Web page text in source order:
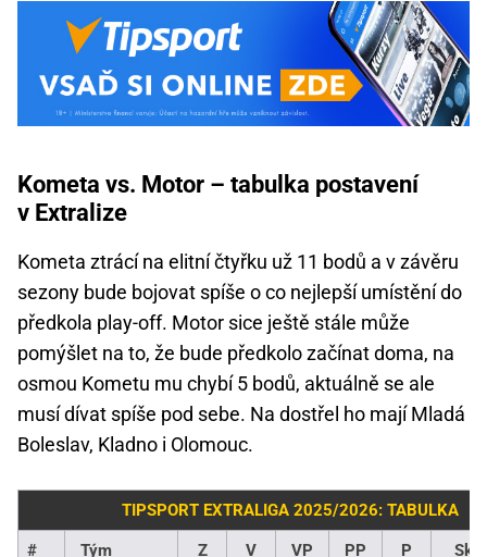
Kometa vs. Motor – tabulka postavení
v Extralize
Kometa ztrácí na elitní čtyřku už 11 bodů a v závěru
sezony bude bojovat spíše o co nejlepší umístění do
předkola play-off. Motor sice ještě stále může
pomýšlet na to, že bude předkolo začínat doma, na
osmou Kometu mu chybí 5 bodů, aktuálně se ale
musí dívat spíše pod sebe. Na dostřel ho mají Mladá
Boleslav, Kladno i Olomouc.
TIPSPORT EXTRALIGA 2025/2026: TABULKA
# Tým Z V VP PP P